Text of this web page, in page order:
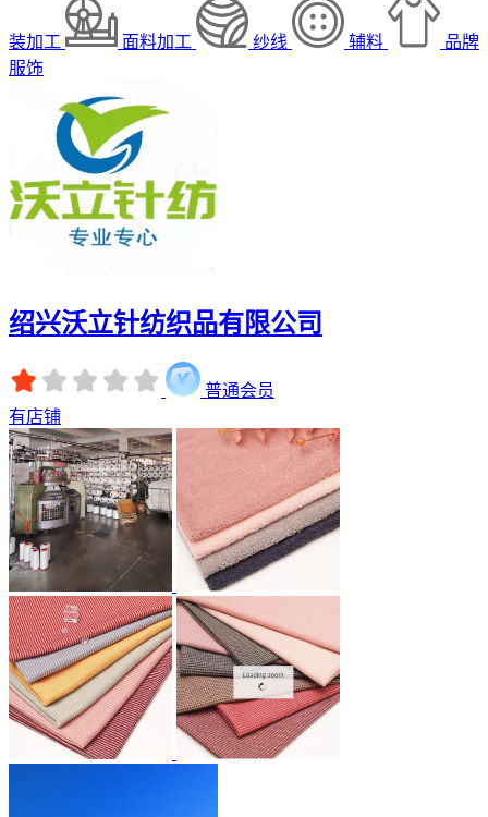
装加工 面料加工 纱线 辅料
品牌
服饰
绍兴沃立针纺织品有限公司
普通会员
有店铺